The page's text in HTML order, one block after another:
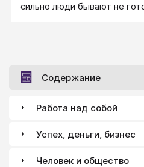
сильно люди бывают не
Содержание
Работа над собой
Успех, деньги, бизнес
Человек и общество